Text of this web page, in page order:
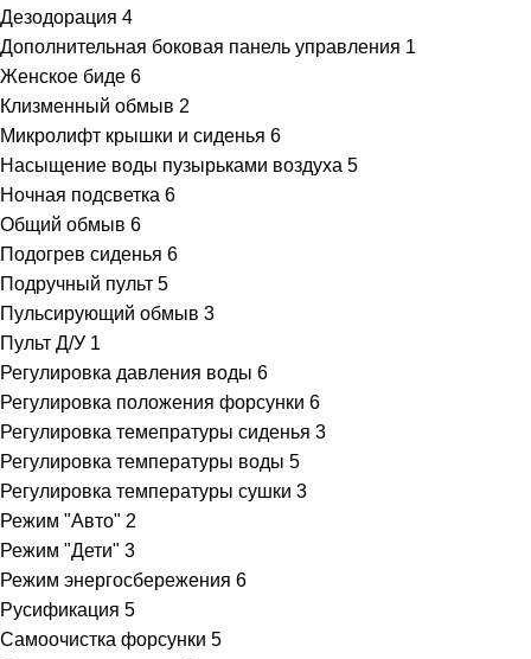
Дезодорация 4
Дополнительная боковая панель управления 1
Женское биде 6
Клизменный обмыв 2
Микролифт крышки и сиденья 6
Насыщение воды пузырьками воздуха 5
Ночная подсветка 6
Общий обмыв 6
Подогрев сиденья 6
Подручный пульт 5
Пульсирующий обмыв 3
Пульт Д/У 1
Регулировка давления воды 6
Регулировка положения форсунки 6
Регулировка темепратуры сиденья 3
Регулировка температуры воды 5
Регулировка температуры сушки 3
Режим "Авто" 2
Режим "Дети" 3
Режим энергосбережения 6
Русификация 5
Самоочистка форсунки 5